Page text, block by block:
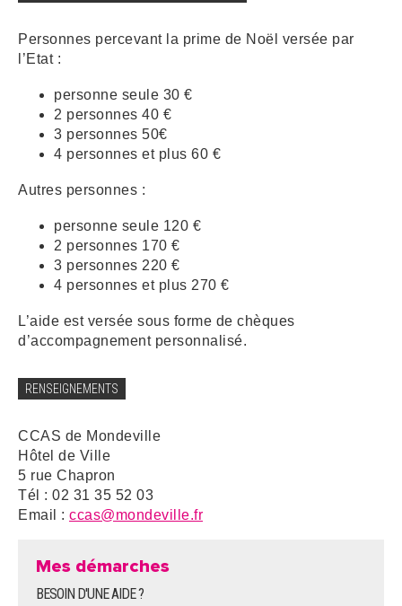
Personnes percevant la prime de Noël versée par
l’Etat :
personne seule 30 €
2 personnes 40 €
3 personnes 50€
4 personnes et plus 60 €
Autres personnes :
personne seule 120 €
2 personnes 170 €
3 personnes 220 €
4 personnes et plus 270 €
L’aide est versée sous forme de chèques
d’accompagnement personnalisé.
RENSEIGNEMENTS
CCAS de Mondeville
Hôtel de Ville
5 rue Chapron
Tél : 02 31 35 52 03
Email : ccas@mondeville.fr
Mes démarches
BESOIN D'UNE AIDE ?